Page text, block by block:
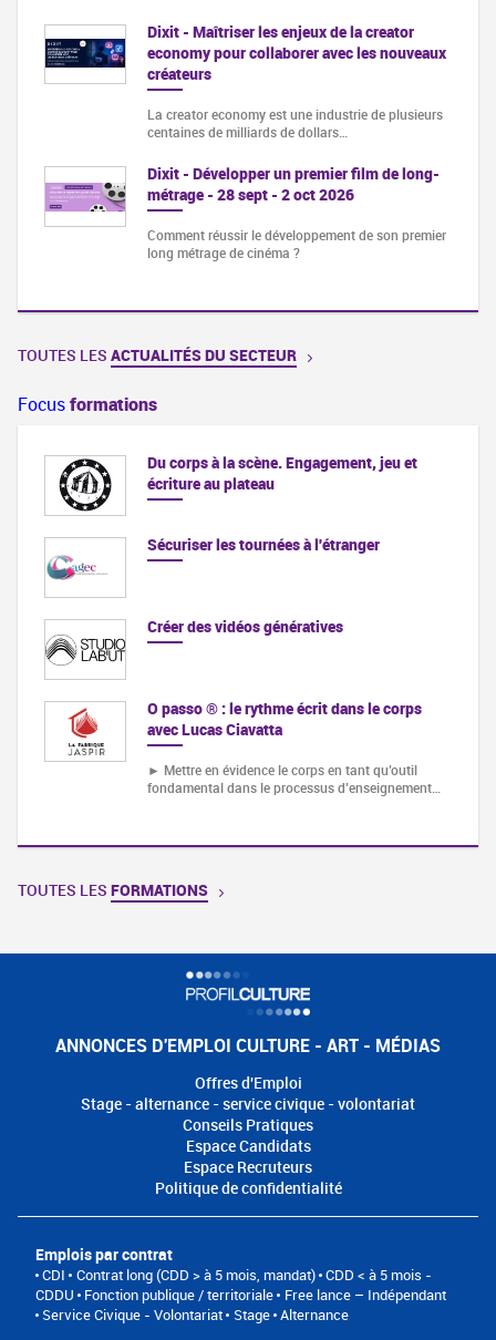
Dixit - Maîtriser les enjeux de la creator
economy pour collaborer avec les nouveaux
créateurs
La creator economy est une industrie de plusieurs
centaines de milliards de dollars…
Dixit - Développer un premier film de long-
métrage - 28 sept - 2 oct 2026
Comment réussir le développement de son premier
long métrage de cinéma ?
TOUTES LES ACTUALITÉS DU SECTEUR
Focusformations
Du corps à la scène. Engagement, jeu et
écriture au plateau
Sécuriser les tournées à l'étranger
Créer des vidéos génératives
O passo ® : le rythme écrit dans le corps
avec Lucas Ciavatta
► Mettre en évidence le corps en tant qu’outil
fondamental dans le processus d’enseignement…
TOUTES LES FORMATIONS
ANNONCES D'EMPLOI CULTURE - ART - MÉDIAS
Offres d'Emploi
Stage - alternance - service civique - volontariat
Conseils Pratiques
Espace Candidats
Espace Recruteurs
Politique de confidentialité
Emplois par contrat
CDI Contrat long (CDD > à 5 mois, mandat) CDD < à 5 mois -
CDDU
Fonction publique / territoriale
Free lance – Indépendant
Service Civique - Volontariat
Stage Alternance